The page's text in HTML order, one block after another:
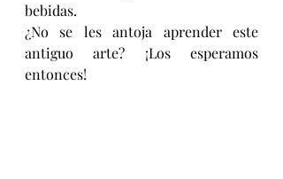
bebidas.
¿No se les antoja aprender este
antiguo arte? ¡Los esperamos
entonces!